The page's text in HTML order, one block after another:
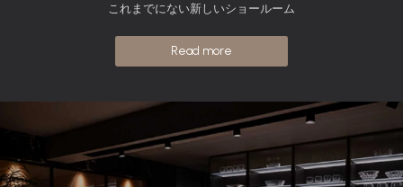
これまでにない新しいショールーム
Read more